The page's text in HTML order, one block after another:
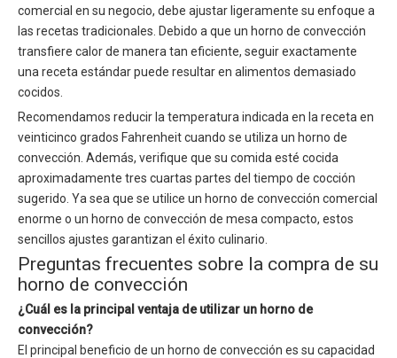
comercial en su negocio, debe ajustar ligeramente su enfoque a
las recetas tradicionales. Debido a que un horno de convección
transfiere calor de manera tan eficiente, seguir exactamente
una receta estándar puede resultar en alimentos demasiado
cocidos.
Recomendamos reducir la temperatura indicada en la receta en
veinticinco grados Fahrenheit cuando se utiliza un horno de
convección. Además, verifique que su comida esté cocida
aproximadamente tres cuartas partes del tiempo de cocción
sugerido. Ya sea que se utilice un horno de convección comercial
enorme o un horno de convección de mesa compacto, estos
sencillos ajustes garantizan el éxito culinario.
Preguntas frecuentes sobre la compra de su
horno de convección
¿Cuál es la principal ventaja de utilizar un horno de
convección?
El principal beneficio de un horno de convección es su capacidad